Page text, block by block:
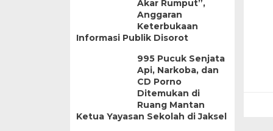
Akar Rumput”,
Anggaran
Keterbukaan
Informasi Publik Disorot
995 Pucuk Senjata
Api, Narkoba, dan
CD Porno
Ditemukan di
Ruang Mantan
Ketua Yayasan Sekolah di Jaksel